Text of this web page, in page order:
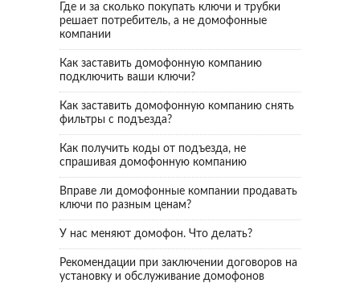
Где и за сколько покупать ключи и трубки
решает потребитель, а не домофонные
компании
Как заставить домофонную компанию
подключить ваши ключи?
Как заставить домофонную компанию снять
фильтры с подъезда?
Как получить коды от подъезда, не
спрашивая домофонную компанию
Вправе ли домофонные компании продавать
ключи по разным ценам?
У нас меняют домофон. Что делать?
Рекомендации при заключении договоров на
установку и обслуживание домофонов